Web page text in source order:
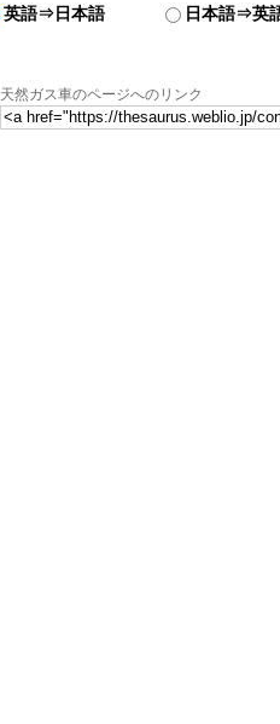
英語⇒日本語 日本語⇒英
天然ガス車のページへのリンク